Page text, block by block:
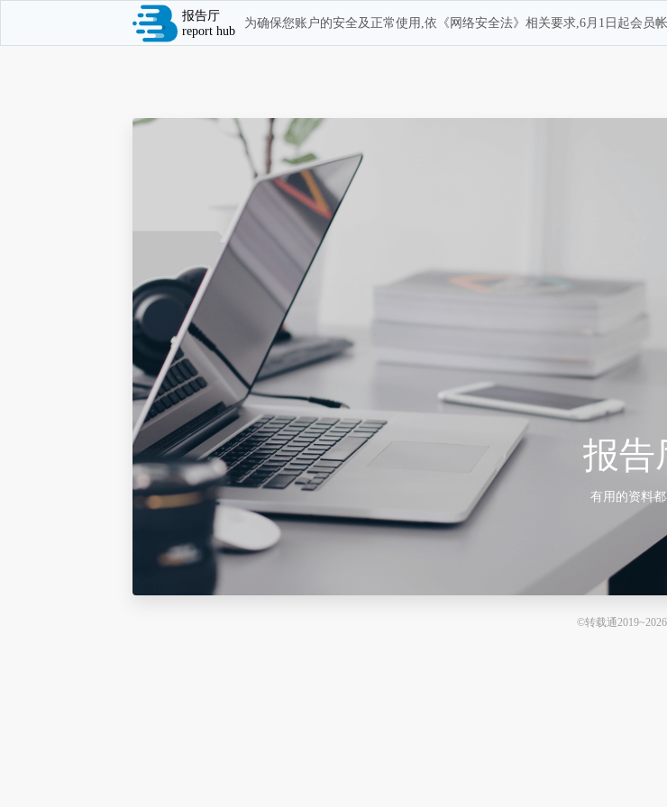
报告厅
report hub
为确保您账户的安全及正常使用,依《网络安全法》相关要求,6月1日起会员
报告
有用的资料
©转载通